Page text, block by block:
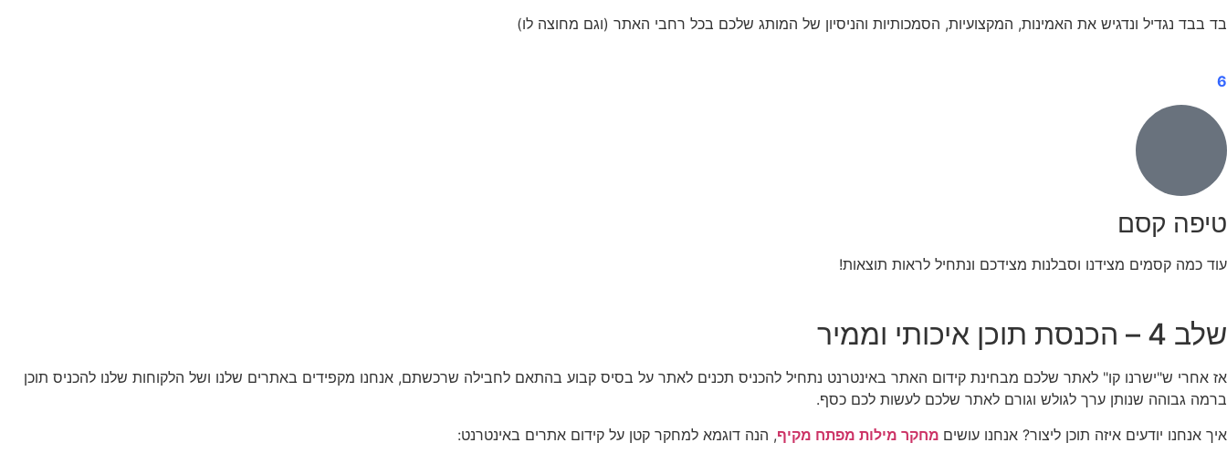
בד בבד נגדיל ונדגיש את האמינות, המקצועיות, הסמכותיות והניסיון של המותג שלכם בכל רחבי האתר (וגם מחוצה לו)
6
טיפה קסם
עוד כמה קסמים מצידנו וסבלנות מצידכם ונתחיל לראות תוצאות!
שלב 4 – הכנסת תוכן איכותי וממיר
אז אחרי ש"ישרנו קו" לאתר שלכם מבחינת קידום האתר באינטרנט נתחיל להכניס תכנים לאתר על בסיס קבוע בהתאם לחבילה שרכשתם, אנחנו מקפידים באתרים שלנו ושל הלקוחות שלנו להכניס תוכן
ברמה גבוהה שנותן ערך לגולש וגורם לאתר שלכם לעשות לכם כסף.
איך אנחנו יודעים איזה תוכן ליצור? אנחנו עושים מחקר מילות מפתח מקיף, הנה דוגמא למחקר קטן על קידום אתרים באינטרנט: